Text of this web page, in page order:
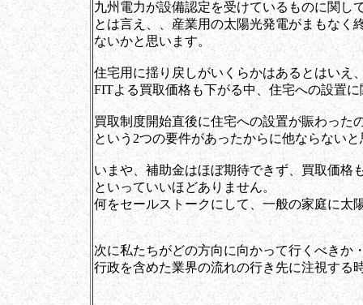
九州電力が設備認定を受けているものに関し
とは言え、、産業用の太陽光発電がまもなく
ないかと思います。
住宅用に揺り戻しがいくらかはあるとはいえ
FITよる買取価格も下がる中、住宅への設置
買取制度開始直後に住宅への設置が賑わった
という2つの要件があったからに他ならない
いまや、補助金はほぼ期待できず、買取価格
といっていいほどありません。
何をセールストークにして、一般の家庭に太
次に私たちがどの方向に向かって行くべきか
行政を含めた業界の流れの行き先に注視する